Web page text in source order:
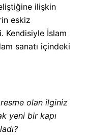
ilişkin
eskiz
Kendisiyle İslam
sanatı içindeki
olan ilginiz
yeni bir kapı